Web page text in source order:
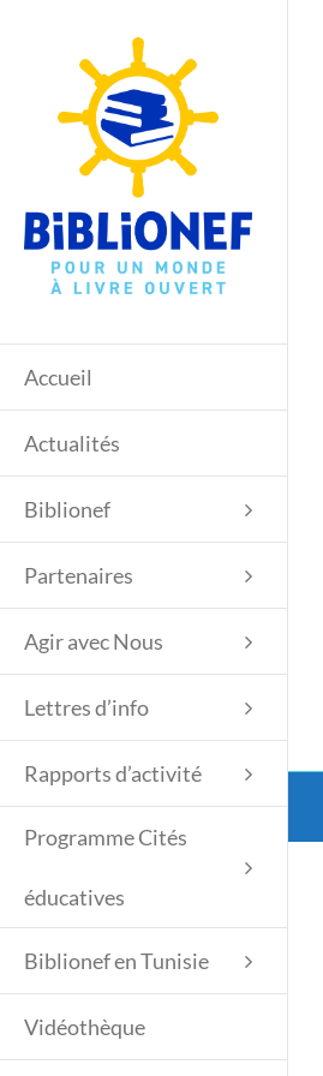
Accueil
Actualités
Biblionef
Partenaires
Agir avec Nous
Lettres d’info
Rapports d’activité
Programme Cités
éducatives
Biblionef en Tunisie
Vidéothèque